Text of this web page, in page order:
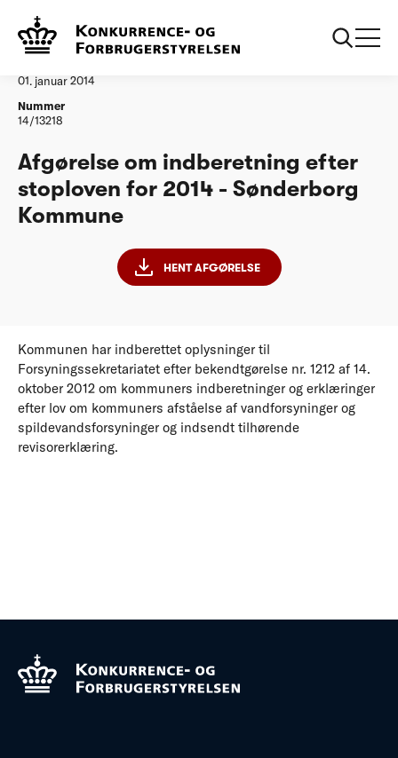
Vandtilsyn
01. januar 2014
Nummer
14/13218
Afgørelse om indberetning efter
stoploven for 2014 - Sønderborg
Kommune
HENT AFGØRELSE
Kommunen har indberettet oplysninger til
Forsyningssekretariatet efter bekendtgørelse nr. 1212 af 14.
oktober 2012 om kommuners indberetninger og erklæringer
efter lov om kommuners afståelse af vandforsyninger og
spildevandsforsyninger og indsendt tilhørende
revisorerklæring.